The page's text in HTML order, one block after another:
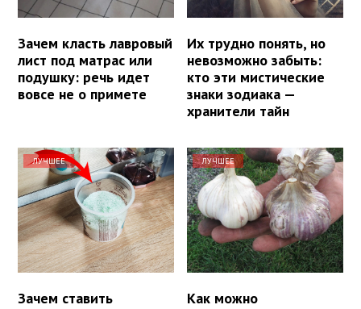
Зачем класть лавровый
лист под матрас или
подушку: речь идет
вовсе не о примете
Их трудно понять, но
невозможно забыть:
кто эти мистические
знаки зодиака —
хранители тайн
ЛУЧШЕЕ
Зачем ставить
ЛУЧШЕЕ
Как можно